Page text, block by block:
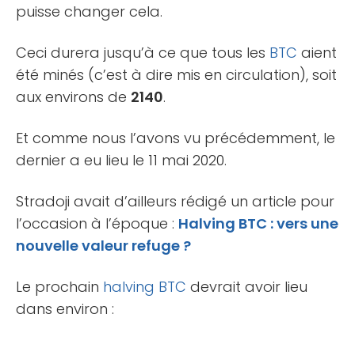
puisse changer cela.
Ceci durera jusqu’à ce que tous les BTC aient
été minés (c’est à dire mis en circulation), soit
aux environs de 2140.
Et comme nous l’avons vu précédemment, le
dernier a eu lieu le 11 mai 2020.
Stradoji avait d’ailleurs rédigé un article pour
l’occasion à l’époque : Halving BTC : vers une
nouvelle valeur refuge ?
Le prochain halving BTC devrait avoir lieu
dans environ :